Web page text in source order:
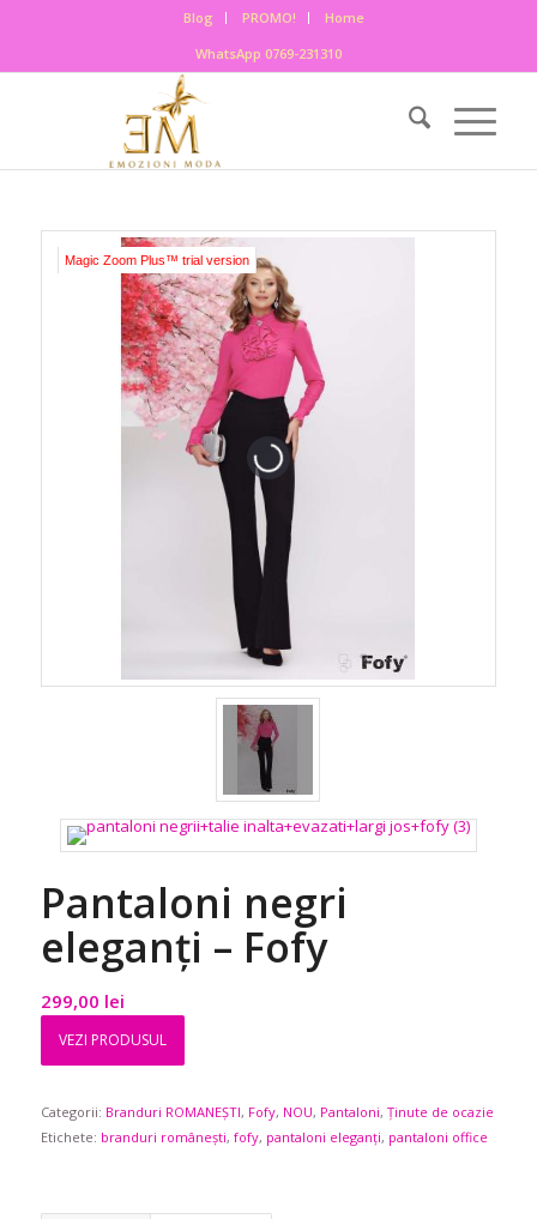
Blog PROMO!
Home
WhatsApp 0769-231310
Magic Zoom Plus™ trial version
Pantaloni negri
eleganți – Fofy
299,00 lei
VEZI PRODUSUL
Categorii: Branduri ROMANEȘTI, Fofy, NOU, Pantaloni, Ținute de ocazie
Etichete: branduri românești, fofy, pantaloni eleganți, pantaloni office